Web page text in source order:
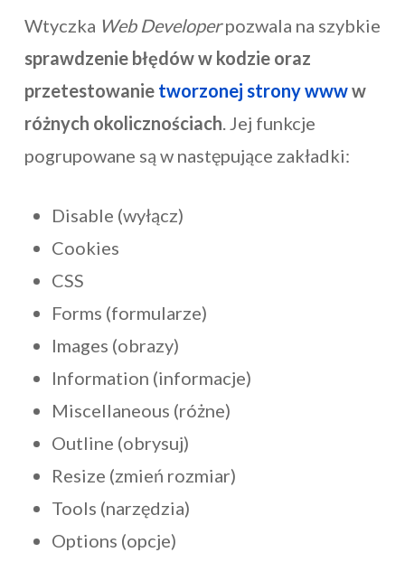
Wtyczka Web Developerpozwala na szybkie
sprawdzenie błędów w kodzie oraz
przetestowanie tworzonej strony wwww
różnych okolicznościach. Jej funkcje
pogrupowane są w następujące zakładki:
Disable (wyłącz)
Cookies
CSS
Forms (formularze)
Images (obrazy)
Information (informacje)
Miscellaneous (różne)
Outline (obrysuj)
Resize (zmień rozmiar)
Tools (narzędzia)
Options (opcje)